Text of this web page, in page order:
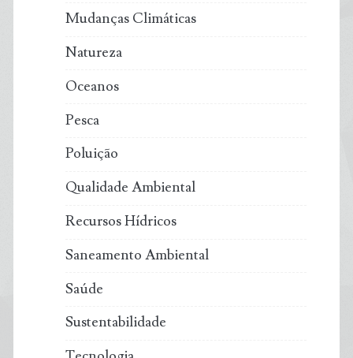
Mudanças Climáticas
Natureza
Oceanos
Pesca
Poluição
Qualidade Ambiental
Recursos Hídricos
Saneamento Ambiental
Saúde
Sustentabilidade